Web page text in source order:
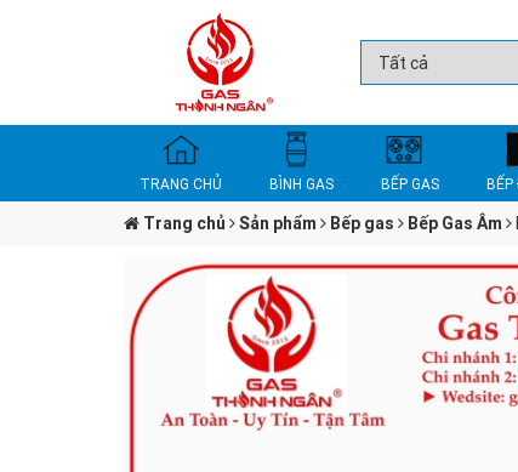
TRANG CHỦ BÌNH GAS BẾP GAS
Trang chủ Sản phẩm Bếp gas Bếp Gas Âm